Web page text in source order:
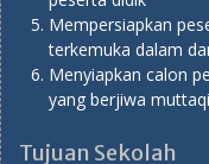
Mempersiapkan
terkemuka dalam
Menyiapkan calon
yang berjiwa
Tujuan Sekolah